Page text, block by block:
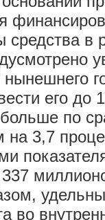
средства в
его до
по
на 3,7
во